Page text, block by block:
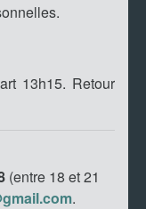
13h15. Retour
(entre 18 et 21
.